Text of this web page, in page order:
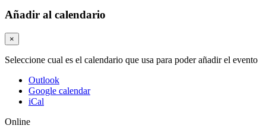
Añadir al calendario
×
Seleccione cual es el calendario que usa para poder añadir el evento
Outlook
Google calendar
iCal
Online